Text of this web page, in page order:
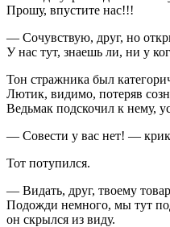
Прошу, впустите нас!!!
— Сочувствую, друг, но
У нас тут, знаешь ли, ни у
Тон стражника был
Лютик, видимо, потеряв
Ведьмак подскочил к нему,
— Совести у вас нет! —
Тот потупился.
— Видать, друг, твоему
Подожди немного, мы тут
он скрылся из виду.